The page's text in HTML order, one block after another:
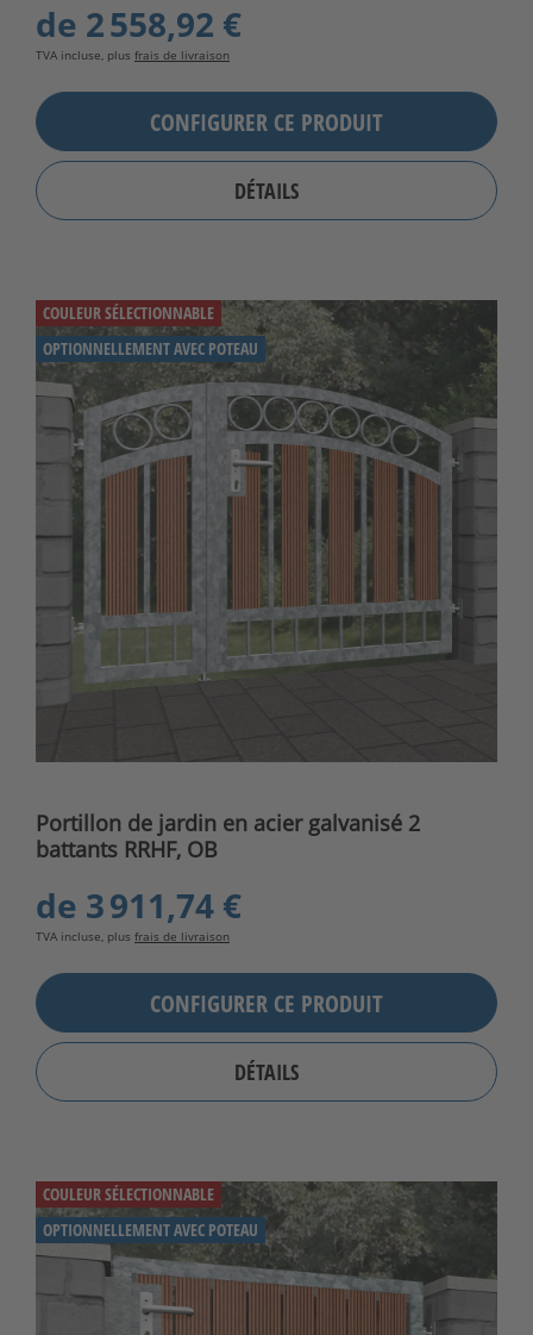
de 2 558,92 €
TVA incluse, plus frais de livraison
CONFIGURER CE PRODUIT
DÉTAILS
COULEUR SÉLECTIONNABLE
OPTIONNELLEMENT AVEC POTEAU
Portillon de jardin en acier galvanisé 2
battants RRHF, OB
de 3 911,74 €
TVA incluse, plus frais de livraison
CONFIGURER CE PRODUIT
DÉTAILS
COULEUR SÉLECTIONNABLE
OPTIONNELLEMENT AVEC POTEAU